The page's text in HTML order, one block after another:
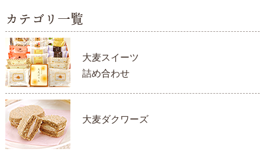
カテゴリ一覧
大麦スイーツ
詰め合わせ
大麦ダクワーズ